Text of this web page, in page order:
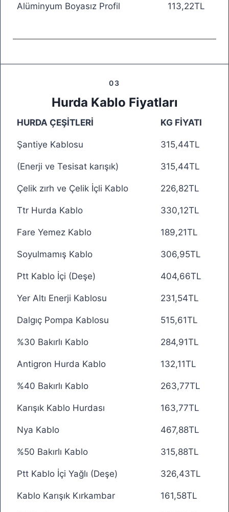
Alüminyum Boyasız Profil 113,22TL
03
Hurda Kablo Fiyatları
HURDA ÇEŞİTLERİ KG FİYATI
Şantiye Kablosu 315,44TL
(Enerji ve Tesisat karışık) 315,44TL
Çelik zırh ve Çelik İçli Kablo 226,82TL
Ttr Hurda Kablo 330,12TL
Fare Yemez Kablo 189,21TL
Soyulmamış Kablo 306,95TL
Ptt Kablo İçi (Deşe) 404,66TL
Yer Altı Enerji Kablosu 231,54TL
Dalgıç Pompa Kablosu 515,61TL
%30 Bakırlı Kablo 284,91TL
Antigron Hurda Kablo 132,11TL
%40 Bakırlı Kablo 263,77TL
Karışık Kablo Hurdası 163,77TL
Nya Kablo 467,88TL
%50 Bakırlı Kablo 315,88TL
Ptt Kablo İçi Yağlı (Deşe) 326,43TL
Kablo Karışık Kırkambar 161,58TL